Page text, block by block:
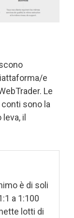
e
Le
sono la
il
è di soli
a 1:100
lotti di